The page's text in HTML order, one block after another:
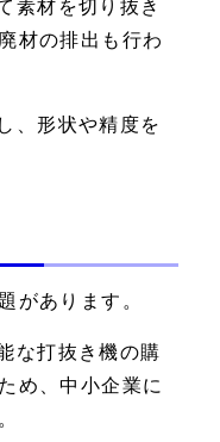
素材を切り抜き
材の排出も行わ
、形状や精度を
があります。
な打抜き機の購
め、中小企業に